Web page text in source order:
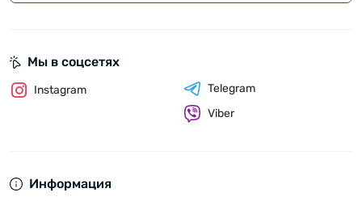
Информация
Мы в соцсетях
Instagram
Telegram
Viber